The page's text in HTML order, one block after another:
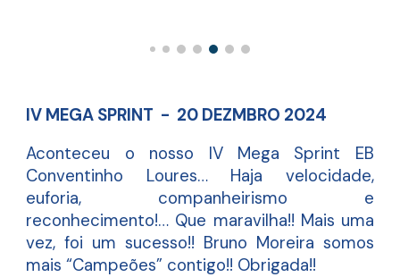
IV MEGA SPRINT - 20 DEZMBRO 2024
Aconteceu o nosso IV Mega Sprint EB
Conventinho Loures… Haja velocidade,
euforia, companheirismo e
reconhecimento!… Que maravilha!! Mais uma
vez, foi um sucesso!! Bruno Moreira somos
mais “Campeões” contigo!! Obrigada!!